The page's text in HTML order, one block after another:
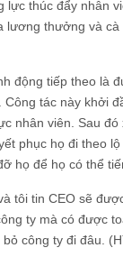
lực thúc đẩy nhân
lương thưởng và cà
động tiếp theo là
tác này khởi
nhân viên. Sau đó
phục họ đi theo
họ để họ có thể
tôi tin CEO sẽ
ty mà có được
công ty đi đâu.